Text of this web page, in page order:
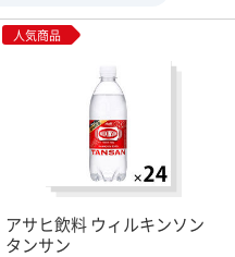
人気商品
アサヒ飲料 ウィルキンソン
タンサン